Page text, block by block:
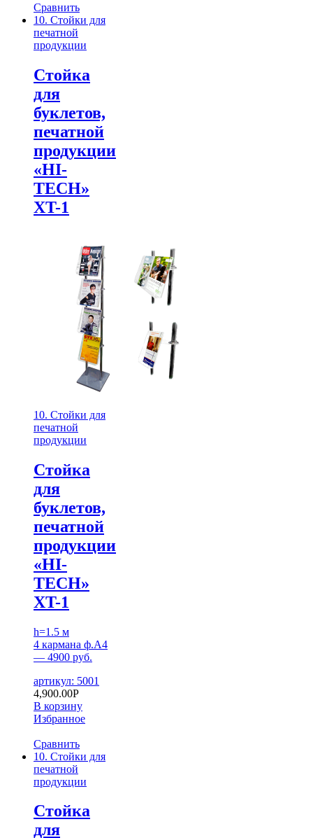
Сравнить
10. Стойки для
печатной
продукции
Стойка
для
буклетов,
печатной
продукции
«HI-
TECH»
XT-1
10. Стойки для
печатной
продукции
Стойка
для
буклетов,
печатной
продукции
«HI-
TECH»
XT-1
h=1.5 м
4 кармана ф.А4
— 4900 руб.
артикул: 5001
4,900.00Р
В корзину
Избранное
Сравнить
10. Стойки для
печатной
продукции
Стойка
для